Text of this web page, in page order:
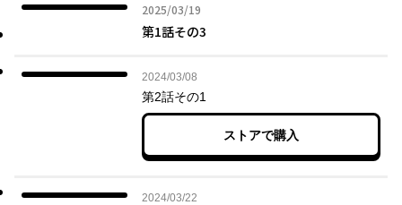
2025/03/19
2025年03月19日
第1話その3
2024/03/08
2024年03月08日
第2話その1
ストアで購入
2024/03/22
2024年03月22日